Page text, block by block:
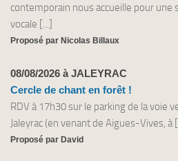
contemporain nous accueille pour une
vocale [...]
Proposé par Nicolas Billaux
08/08/2026 à JALEYRAC
Cercle de chant en forêt !
RDV à 17h30 sur le parking de la voie
Jaleyrac (en venant de Aigues-Vives, à
Proposé par David